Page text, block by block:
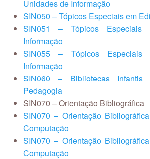
Unidades de Informação
SIN050 – Tópicos Especiais em
SIN051 – Tópicos
Informação
SIN055 – Tópicos
Informação
SIN060 – Bibliotecas
Pedagogia
SIN070 – Orientação Bibliográfica
SIN070 – Orientação
Computação
SIN070 – Orientação
Computação